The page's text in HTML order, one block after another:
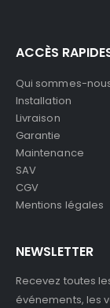
ACCÈS
Qui sommes-
Installation
Livraison
Garantie
Maintenance
SAV
CGV
Mentions légales
NEWSLETTER
Recevez toutes
événements, les